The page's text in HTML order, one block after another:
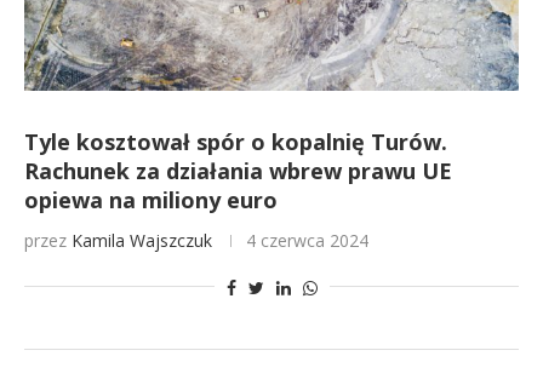
Tyle kosztował spór o kopalnię Turów.
Rachunek za działania wbrew prawu UE
opiewa na miliony euro
przez Kamila Wajszczuk 4 czerwca 2024